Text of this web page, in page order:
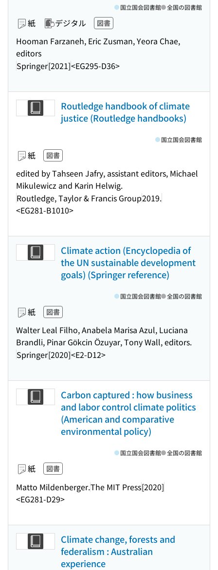
紙 デジタル 図書
Hooman Farzaneh, Eric Zusman, Yeora Chae,
editors
Springer[2021]<EG295-D36>
国立国会図書館 全国の図書館
Routledge handbook of climate
justice (Routledge handbooks)
紙 図書
edited by Tahseen Jafry, assistant editors, Michael
Mikulewicz and Karin Helwig.
Routledge, Taylor & Francis Group2019.
<EG281-B1010>
国立国会図書館
Climate action (Encyclopedia of
the UN sustainable development
goals) (Springer reference)
紙 図書
Walter Leal Filho, Anabela Marisa Azul, Luciana
Brandli, Pinar Gökcin Özuyar, Tony Wall, editors.
Springer[2020]<E2-D12>
国立国会図書館 全国の図書館
Carbon captured : how business
and labor control climate politics
(American and comparative
environmental policy)
紙 図書
Matto Mildenberger.The MIT Press[2020]
<EG281-D29>
国立国会図書館 全国の図書館
Climate change, forests and
federalism : Australian
experience